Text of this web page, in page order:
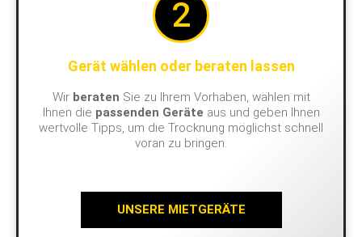
2
Gerät wählen oder beraten lassen
Wir beraten Sie zu Ihrem Vorhaben, wählen mit
Ihnen die passenden Geräte aus und geben Ihnen
wertvolle Tipps, um die Trocknung möglichst schnell
voran zu bringen.
UNSERE MIETGERÄTE